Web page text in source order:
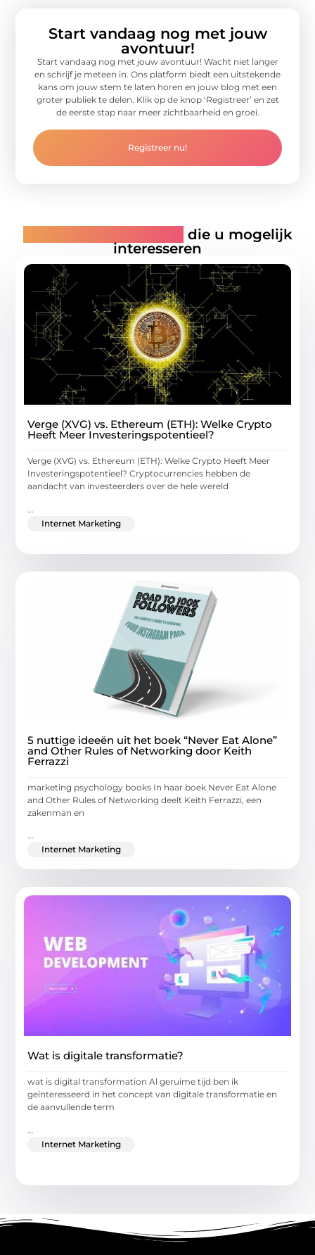
Start vandaag nog met jouw
avontuur!
Start vandaag nog met jouw avontuur! Wacht niet langer
en schrijf je meteen in. Ons platform biedt een uitstekende
kans om jouw stem te laten horen en jouw blog met een
groter publiek te delen. Klik op de knop ‘Registreer’ en zet
de eerste stap naar meer zichtbaarheid en groei.
Registreer nu!
die u mogelijk
interesseren
Verge (XVG) vs. Ethereum (ETH): Welke Crypto
Heeft Meer Investeringspotentieel?
Verge (XVG) vs. Ethereum (ETH): Welke Crypto Heeft Meer
Investeringspotentieel? Cryptocurrencies hebben de
aandacht van investeerders over de hele wereld
Internet Marketing
5 nuttige ideeën uit het boek “Never Eat Alone”
and Other Rules of Networking door Keith
Ferrazzi
marketing psychology books In haar boek Never Eat Alone
and Other Rules of Networking deelt Keith Ferrazzi, een
zakenman en
...
Internet Marketing
Wat is digitale transformatie?
wat is digital transformation Al geruime tijd ben ik
geïnteresseerd in het concept van digitale transformatie en
de aanvullende term
Internet Marketing